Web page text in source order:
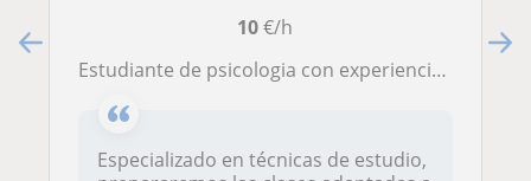
10€/h
Estudiante de psicologia con experiencia en clases hasta preparación de selectividad (todas las materias)
Especializado en técnicas de estudio,